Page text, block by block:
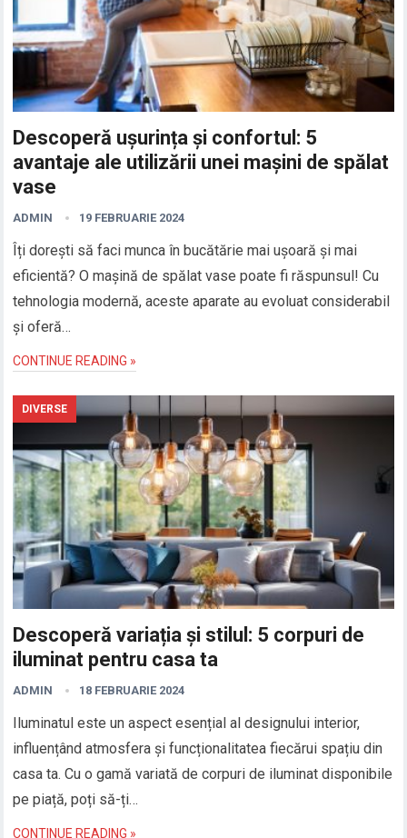
Descoperă ușurința și confortul: 5
avantaje ale utilizării unei mașini de spălat
vase
ADMIN 19 FEBRUARIE 2024
Îți dorești să faci munca în bucătărie mai ușoară și mai
eficientă? O mașină de spălat vase poate fi răspunsul! Cu
tehnologia modernă, aceste aparate au evoluat considerabil
și oferă…
CONTINUE READING »
DIVERSE
Descoperă variația și stilul: 5 corpuri de
iluminat pentru casa ta
ADMIN 18 FEBRUARIE 2024
Iluminatul este un aspect esențial al designului interior,
influențând atmosfera și funcționalitatea fiecărui spațiu din
casa ta. Cu o gamă variată de corpuri de iluminat disponibile
pe piață, poți să-ți…
CONTINUE READING »